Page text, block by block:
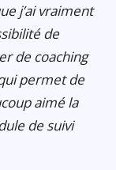
j’ai vraiment
de
de coaching
permet de
aimé la
de suivi